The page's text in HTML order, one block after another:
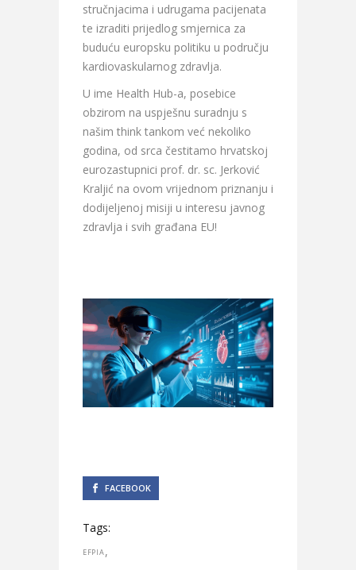
stručnjacima i udrugama pacijenata
te izraditi prijedlog smjernica za
buduću europsku politiku u području
kardiovaskularnog zdravlja.
U ime Health Hub-a, posebice
obzirom na uspješnu suradnju s
našim think tankom već nekoliko
godina, od srca čestitamo hrvatskoj
eurozastupnici prof. dr. sc. Jerković
Kraljić na ovom vrijednom priznanju i
dodijeljenoj misiji u interesu javnog
zdravlja i svih građana EU!
FACEBOOK
Tags:
EFPIA,